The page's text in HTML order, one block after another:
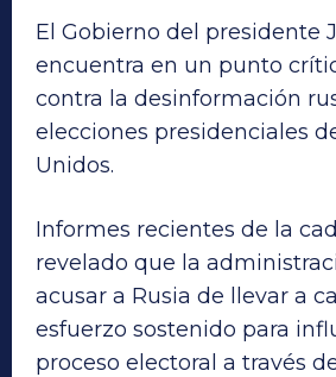
El Gobierno del presidente
encuentra en un punto
contra la desinformación
elecciones presidenciales
Unidos.
Informes recientes de la
revelado que la
acusar a Rusia de llevar a
esfuerzo sostenido para
proceso electoral a través